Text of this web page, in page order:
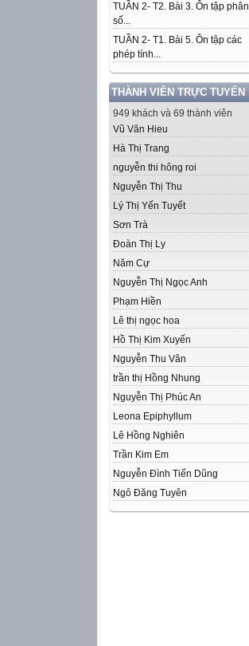
TUẦN 2- T2. Bài 3. Ôn tập phân
số...
TUẦN 2- T1. Bài 5. Ôn tập các
phép tính...
THÀNH VIÊN TRỰC TUYẾN
949 khách và 69 thành viên
Vũ Văn Hieu
Hà Thị Trang
nguyễn thi hông roi
Nguyễn Thị Thu
Lý Thị Yến Tuyết
Sơn Trà
Đoàn Thị Ly
Năm Cự
Nguyễn Thị Ngọc Anh
Phạm Hiền
Lê thị ngọc hoa
Hồ Thị Kim Xuyến
Nguyễn Thu Vân
trần thị Hồng Nhung
Nguyễn Thị Phúc An
Leona Epiphyllum
Lê Hồng Nghiên
Trần Kim Em
Nguyễn Đình Tiến Dũng
Ngô Đăng Tuyên